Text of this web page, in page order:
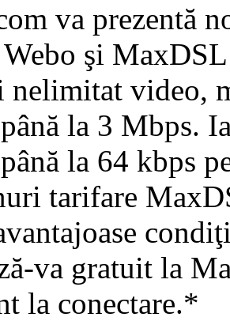
va prezentă
şi
nelimitat video,
la 3 Mbps.
la 64 kbps
tarifare
va gratuit la
la conectare.*